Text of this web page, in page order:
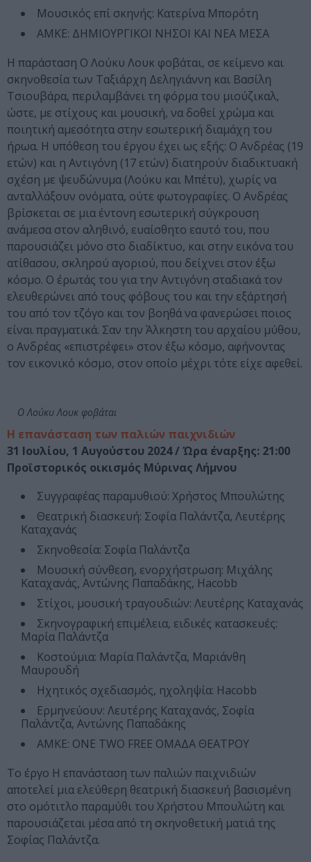
Μουσικός επί σκηνής: Κατερίνα Μπορότη
ΑΜΚΕ: ΔΗΜΙΟΥΡΓΙΚΟΙ ΝΗΣΟΙ ΚΑΙ ΝΕΑ ΜΕΣΑ
Η παράσταση Ο Λούκυ Λουκ φοβάται, σε κείμενο και
σκηνοθεσία των Ταξιάρχη Δεληγιάννη και Βασίλη
Τσιουβάρα, περιλαμβάνει τη φόρμα του μιούζικαλ,
ώστε, με στίχους και μουσική, να δοθεί χρώμα και
ποιητική αμεσότητα στην εσωτερική διαμάχη του
ήρωα. Η υπόθεση του έργου έχει ως εξής: Ο Ανδρέας (19
ετών) και η Αντιγόνη (17 ετών) διατηρούν διαδικτυακή
σχέση με ψευδώνυμα (Λούκυ και Μπέτυ), χωρίς να
ανταλλάξουν ονόματα, ούτε φωτογραφίες. Ο Ανδρέας
βρίσκεται σε μια έντονη εσωτερική σύγκρουση
ανάμεσα στον αληθινό, ευαίσθητο εαυτό του, που
παρουσιάζει μόνο στο διαδίκτυο, και στην εικόνα του
ατίθασου, σκληρού αγοριού, που δείχνει στον έξω
κόσμο. Ο έρωτάς του για την Αντιγόνη σταδιακά τον
ελευθερώνει από τους φόβους του και την εξάρτησή
του από τον τζόγο και τον βοηθά να φανερώσει ποιος
είναι πραγματικά. Σαν την Άλκηστη του αρχαίου μύθου,
ο Ανδρέας «επιστρέφει» στον έξω κόσμο, αφήνοντας
τον εικονικό κόσμο, στον οποίο μέχρι τότε είχε αφεθεί.
Ο Λούκυ Λουκ φοβάται
Η επανάσταση των παλιών παιχνιδιών
31 Ιουλίου, 1 Αυγούστου 2024 / Ώρα έναρξης: 21:00
Προϊστορικός οικισμός Μύρινας Λήμνου
Συγγραφέας παραμυθιού: Χρήστος Μπουλώτης
Θεατρική διασκευή: Σοφία Παλάντζα, Λευτέρης
Καταχανάς
Σκηνοθεσία: Σοφία Παλάντζα
Μουσική σύνθεση, ενορχήστρωση: Μιχάλης
Καταχανάς, Αντώνης Παπαδάκης, Hacobb
Στίχοι, μουσική τραγουδιών: Λευτέρης Καταχανάς
Σκηνογραφική επιμέλεια, ειδικές κατασκευές:
Μαρία Παλάντζα
Κοστούμια: Μαρία Παλάντζα, Μαριάνθη
Μαυρουδή
Ηχητικός σχεδιασμός, ηχοληψία: Hacobb
Ερμηνεύουν: Λευτέρης Καταχανάς, Σοφία
Παλάντζα, Αντώνης Παπαδάκης
ΑΜΚΕ: ONE TWO FREE ΟΜΑΔΑ ΘΕΑΤΡΟΥ
Το έργο Η επανάσταση των παλιών παιχνιδιών
αποτελεί μια ελεύθερη θεατρική διασκευή βασισμένη
στο ομότιτλο παραμύθι του Χρήστου Μπουλώτη και
παρουσιάζεται μέσα από τη σκηνοθετική ματιά της
Σοφίας Παλάντζα.